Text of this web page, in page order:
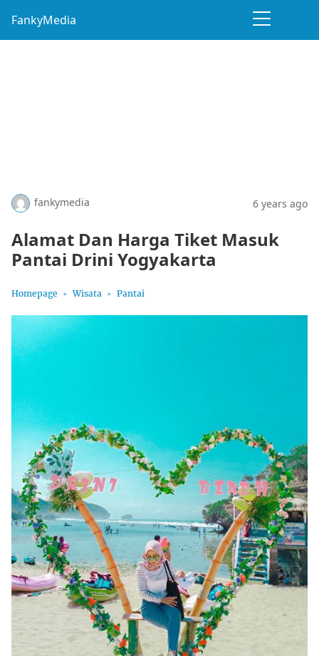
FankyMedia
fankymedia 6 years ago
Alamat Dan Harga Tiket Masuk
Pantai Drini Yogyakarta
Homepage Wisata Pantai